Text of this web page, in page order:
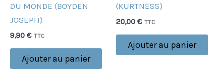
DU MONDE (BOYDEN
JOSEPH)
9,90 € TTC
Ajouter au panier
(KURTNESS)
20,00 € TTC
Ajouter au panier